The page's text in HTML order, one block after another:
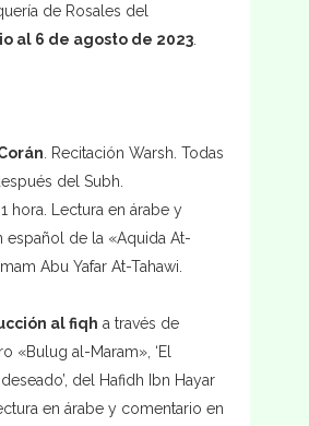
de Rosales del
al 6 de agosto de 2023
. Recitación Warsh. Todas
del Subh.
. 1 hora. Lectura en árabe y
español de la «Aquida At-
Abu Yafar At-Tahawi.
al fiqh a través de
«Bulug al-Maram», ‘El
del Hafidh Ibn Hayar
en árabe y comentario en